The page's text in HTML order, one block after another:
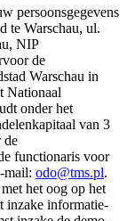
persoonsgegevens
te Warschau, ul.
NIP
de
Warschau in
Nationaal
onder het
van 3
de
functionaris voor
mail: odo@tms.pl.
het oog op het
inzake informatie-